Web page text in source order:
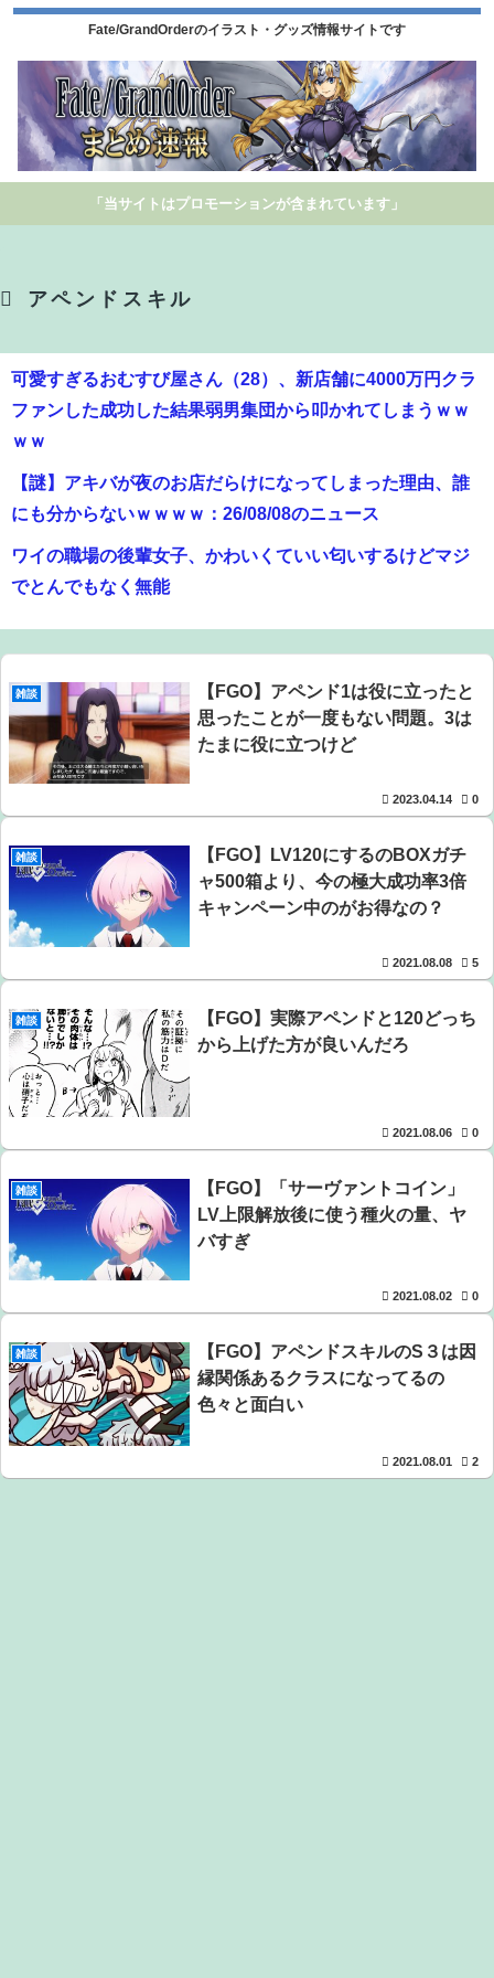
Fate/GrandOrderのイラスト・グッズ情報サイトです
「当サイトはプロモーションが含まれています」
アペンドスキル
可愛すぎるおむすび屋さん（28）、新店舗に4000万円クラ
ファンした成功した結果弱男集団から叩かれてしまうｗｗ
ｗｗ
【謎】アキバが夜のお店だらけになってしまった理由、誰
にも分からないｗｗｗｗ：26/08/08のニュース
ワイの職場の後輩女子、かわいくていい匂いするけどマジ
でとんでもなく無能
【悲報】有名漫画家「体重の減少が止まりません」→ファ
ンから心配の声：26/08/07のニュース
【悲報】男が嫌いな男の特徴がこちらｗｗｗｗｗｗｗｗｗ
ｗ
【画像】オタク「実際にプレイしたらわかるけどライザは
友達って感じで性的な目では見れないｗ」←これｗｗｗ
【悲報】高市早苗に逆らった財務官僚、異例の左遷ｗｗｗ
ｗｗｗｗｗ
【爆笑】最近のオスガキ、名前がダサすぎるｗｗｗｗ ：
26/08/05のニュース
【悲報】ライザさん、おぱいを触られてしまうｗｗｗｗｗ
ｗｗｗ
【画像】美人すぎる女医、ガチで見つかる。めちゃくちゃ
倒されて性行為 → 凄いことになるｗｗｗｗｗ
【朗報】アマガミの棚町薫さん、最新絵でめっちゃ可愛く
なる：26/08/03のニュース
【動画】福岡の電車、複数の駅で「チンポッ」というアナ
ウンスが流れ大騒ぎwwwwwwwww
雑談
【FGO】アペンド1は役に立ったと
思ったことが一度もない問題。3は
たまに役に立つけど
2023.04.14 0
雑談
【FGO】LV120にするのBOXガチ
ャ500箱より、今の極大成功率3倍
キャンペーン中のがお得なの？
2021.08.08 5
雑談
【FGO】実際アペンドと120どっち
から上げた方が良いんだろ
2021.08.06 0
雑談
【FGO】「サーヴァントコイン」
LV上限解放後に使う種火の量、ヤ
バすぎ
2021.08.02 0
雑談
【FGO】アペンドスキルのS３は因
縁関係あるクラスになってるの
色々と面白い
2021.08.01 2